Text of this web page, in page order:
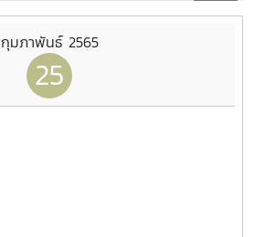
กุมภาพันธ์ 2565
25